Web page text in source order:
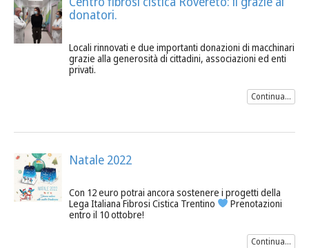
donatori.
Locali rinnovati e due importanti donazioni di macchinari
grazie alla generosità di cittadini, associazioni ed enti
privati.
Continua...
Natale 2022
Con 12 euro potrai ancora sostenere i progetti della
Lega Italiana Fibrosi Cistica Trentino
Prenotazioni
entro il 10 ottobre!
Continua...